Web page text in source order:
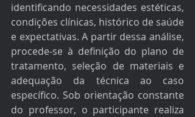
identificando necessidades estéticas,
condições clínicas, histórico de saúde
e expectativas. A partir dessa análise,
procede-se à definição do plano de
tratamento, seleção de materiais e
adequação da técnica ao caso
específico. Sob orientação constante
do professor, o participante realiza